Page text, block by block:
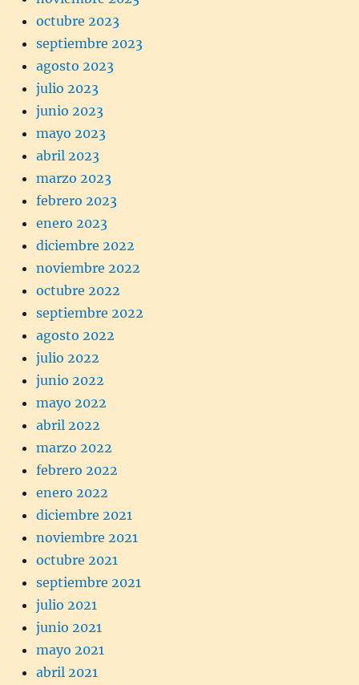
octubre 2023
septiembre 2023
agosto 2023
julio 2023
junio 2023
mayo 2023
abril 2023
marzo 2023
febrero 2023
enero 2023
diciembre 2022
noviembre 2022
octubre 2022
septiembre 2022
agosto 2022
julio 2022
junio 2022
mayo 2022
abril 2022
marzo 2022
febrero 2022
enero 2022
diciembre 2021
noviembre 2021
octubre 2021
septiembre 2021
julio 2021
junio 2021
mayo 2021
abril 2021